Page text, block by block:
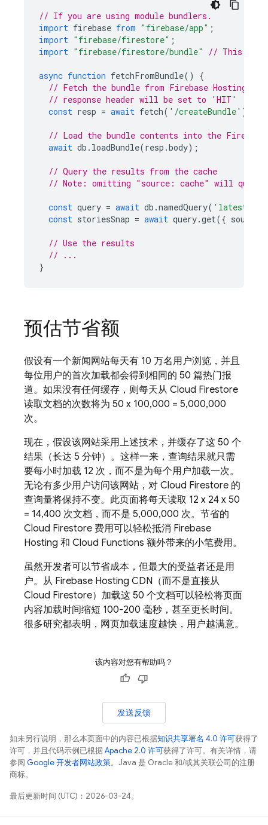
// If you are using module bundlers.
import firebase from "firebase/app" ;
import "firebase/firestore" ;
import "firebase/firestore/bundle" // This line
async function fetchFromBundle()
{
// Fetch the bundle from Firebase Hosting,
// response header will be set to 'HIT'
const resp = await fetch( '/createBundle' );
// Load the bundle contents into the Firestore
await db . loadBundle(resp .body);
// Query the results from the cache
// Note: omitting "source: cache" will query
const query = await db .namedQuery( 'latest-
const storiesSnap = await query.get({ source
// Use the results
// ...
}
预估节省额
假设有一个新闻网站每天有 10 万名用户浏览，并且
每位用户的首次加载都会得到相同的 50 篇热门报
道。如果没有任何缓存，则每天从 Cloud Firestore
读取文档的次数将为 50 x 100,000 = 5,000,000
次。
现在，假设该网站采用上述技术，并缓存了这 50 个
结果（长达 5 分钟）。这样一来，查询结果就只需
要每小时加载 12 次，而不是为每个用户加载一次。
无论有多少用户访问该网站，对 Cloud Firestore 的
查询量将保持不变。此页面将每天读取 12 x 24 x 50
= 14,400 次文档，而不是 5,000,000 次。节省的
Cloud Firestore 费用可以轻松抵消 Firebase
Hosting 和 Cloud Functions 额外带来的小笔费用。
虽然开发者可以节省成本，但最大的受益者还是用
户。从 Firebase Hosting CDN（而不是直接从
Cloud Firestore）加载这 50 个文档可以轻松将页面
内容加载时间缩短 100-200 毫秒，甚至更长时间。
很多研究都表明，网页加载速度越快，用户越满意。
该内容对您有帮助吗？
发送反馈
如未另行说明，那么本页面中的内容已根据知识共享署名 4.0 许可获得了
许可，并且代码示例已根据Apache 2.0 许可获得了许可。有关详情，请
参阅 Google 开发者网站政策。Java 是 Oracle 和/或其关联公司的注册
商标。
最后更新时间 (UTC)：2026-03-24。